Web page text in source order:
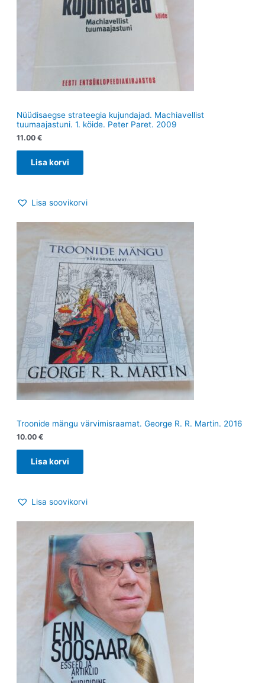
Nüüdisaegse strateegia kujundajad. Machiavellist
tuumaajastuni. 1. köide. Peter Paret. 2009
11.00 €
Lisa korvi
Lisa soovikorvi
Troonide mängu värvimisraamat. George R. R. Martin. 2016
10.00 €
Lisa korvi
Lisa soovikorvi